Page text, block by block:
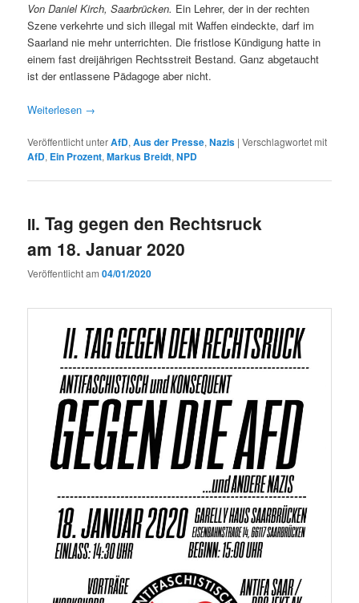
Von Daniel Kirch, Saar­brück­en. Ein Lehrer, der in der recht­en
Szene verkehrte und sich ille­gal mit Waf­fen ein­deck­te, darf im
Saar­land nie mehr unter­richt­en. Die frist­lose Kündi­gung hat­te in
einem fast drei­jähri­gen Rechtsstre­it Bestand. Ganz abge­taucht
ist der ent­lassene Päd­a­goge aber nicht.
Weit­er­lesen →
Veröffentlicht unterAfD,Aus der Presse,Nazis |Verschlagwortet mit
AfD, Ein Prozent,Markus Breidt,NPD
II. Tag gegen den Rechtsruck
am 18. Januar 2020
Veröffentlicht am04/01/2020